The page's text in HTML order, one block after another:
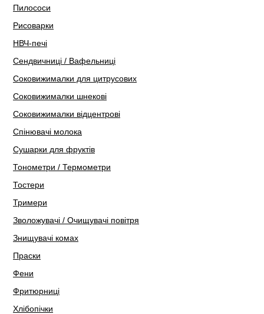
Пилососи
Рисоварки
НВЧ-печі
Сендвичниці / Вафельниці
Соковижималки для цитрусових
Соковижималки шнекові
Соковижималки відцентрові
Спінювачі молока
Сушарки для фруктів
Тонометри / Термометри
Тостери
Тримери
Зволожувачі / Очищувачі повітря
Знищувачі комах
Праски
Фени
Фритюрниці
Хлібопічки